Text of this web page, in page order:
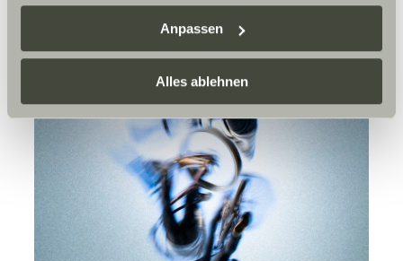
einzelne Cookies/Dienste in den Einstellungen aus,
erteilen Sie uns Ihre Einwilligung zur Verarbeitung Ihrer
Daten zu den genannten Zwecken. Die Einwilligung ist
freiwillig, für den Besuch der Website nicht erforderlich
und kann jederzeit über die Einstellungen widerrufen
werden. Klicken Sie auf Ablehnen, werden nur die
notwendigen Cookies auf der Webseite gesetzt, die für
den störungsfreien Betrieb der Webseite und die
Ermöglichung der Seitennavigation erforderlich sind.
Anpassen
Alles ablehnen